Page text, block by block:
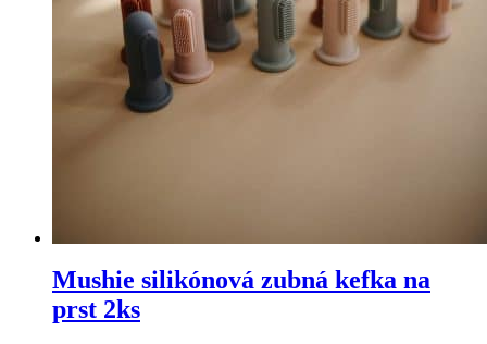
Mushie silikónová zubná kefka na
prst 2ks